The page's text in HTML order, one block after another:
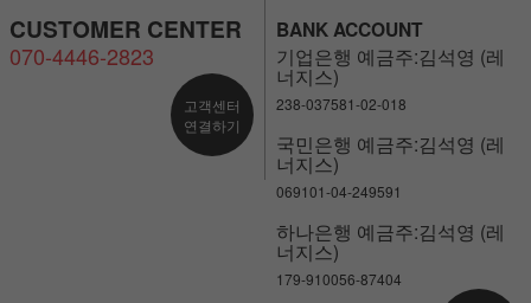
CUSTOMER CENTER
070-4446-2823
고객센터
연결하기
BANK ACCOUNT
기업은행 예금주:김석영 (레
너지스)
238-037581-02-018
국민은행 예금주:김석영 (레
너지스)
069101-04-249591
하나은행 예금주:김석영 (레
너지스)
179-910056-87404